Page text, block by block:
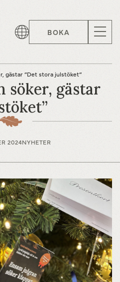
BOKA
gästar ”Det stora julstöket”
söker, gästar
2024NYHETER